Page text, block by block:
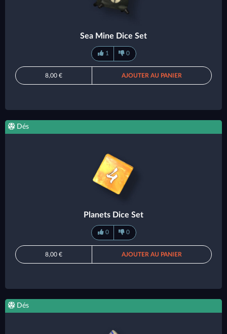
Sea Mine Dice Set
1 0
8,00 € AJOUTER AU PANIER
Dés
Planets Dice Set
0 0
8,00 € AJOUTER AU PANIER
Dés